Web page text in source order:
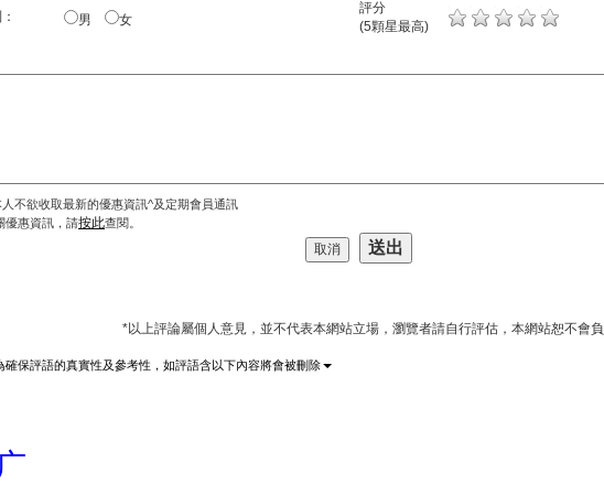
男 女
評分
(5顆星最高)
人不欲收取最新的優惠資訊^及定期會員通訊
優惠資訊，請按此查閱。
*以上評論屬個人意見，並不代表本網站立場，瀏覽者請自行評估，本網站恕不會
確保評語的真實性及參考性，如評語含以下內容將會被刪除